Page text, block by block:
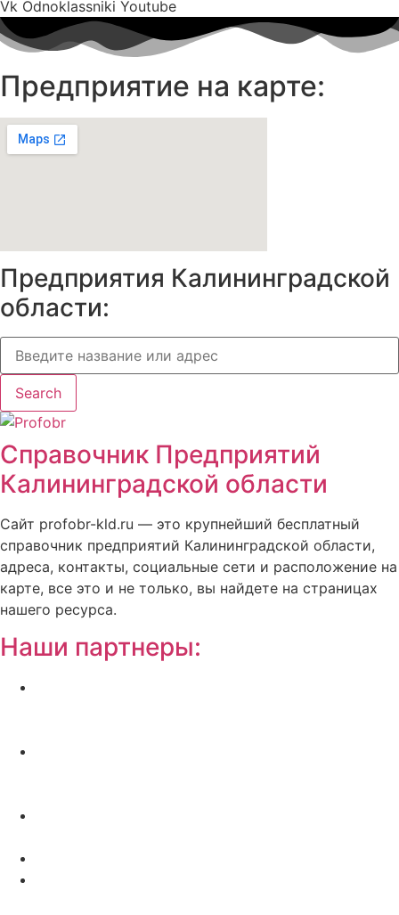
Vk Odnoklassniki Youtube
Предприятие на карте:
Предприятия Калининградской
области:
Search
Справочник Предприятий
Калининградской области
Сайт profobr-kld.ru — это крупнейший бесплатный
справочник предприятий Калининградской области,
адреса, контакты, социальные сети и расположение на
карте, все это и не только, вы найдете на страницах
нашего ресурса.
Наши партнеры: